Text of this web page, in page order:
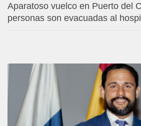
Aparatoso vuelco en Puerto del
personas son evacuadas al